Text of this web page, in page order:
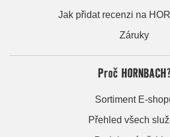
Jak přidat recenzi na
Záruky
Proč
Sortiment E-
Přehled všech